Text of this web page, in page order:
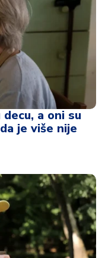
a oni su
je više nije